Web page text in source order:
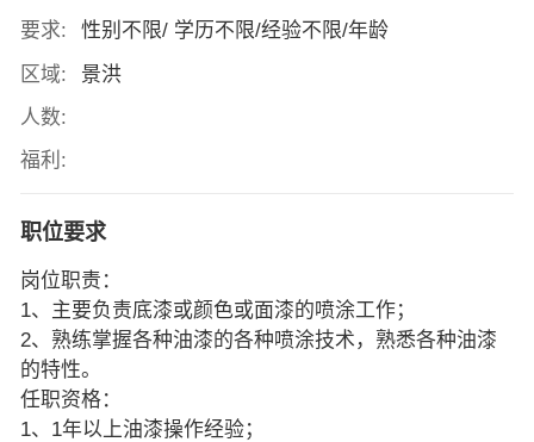
要求:
性别不限/ 学历不限/经验不限/年龄
区域:
景洪
人数:
福利:
职位要求
岗位职责：
1、主要负责底漆或颜色或面漆的喷涂工作；
2、熟练掌握各种油漆的各种喷涂技术，熟悉各种油漆
的特性。
任职资格：
1、1年以上油漆操作经验；